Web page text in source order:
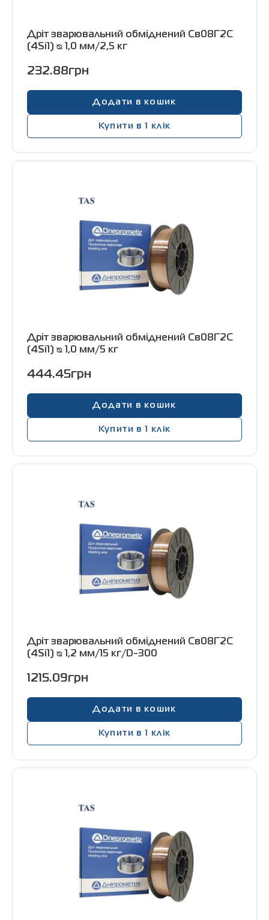
Дріт зварювальний обміднений Св08Г2С
(4Si1) ᴓ 1,0 мм/2,5 кг
232.88грн
Додати в кошик
Купити в 1 клік
Дріт зварювальний обміднений Св08Г2С
(4Si1) ᴓ 1,0 мм/5 кг
444.45грн
Додати в кошик
Купити в 1 клік
Дріт зварювальний обміднений Св08Г2С
(4Si1) ᴓ 1,2 мм/15 кг/D-300
1215.09грн
Додати в кошик
Купити в 1 клік